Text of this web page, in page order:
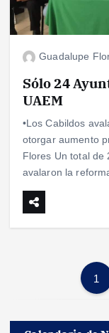
Guadalupe
Sólo 24
UAEM
•Los Cabildos
otorgar aumento
Flores Un total de
avalaron la
1